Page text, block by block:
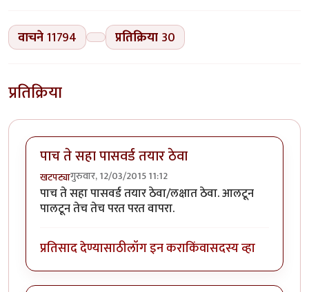
वाचने11794 प्रतिक्रिया 30
प्रतिक्रिया
पाच ते सहा पासवर्ड तयार ठेवा
खटपट्यागुरुवार, 12/03/2015 11:12
पाच ते सहा पासवर्ड तयार ठेवा/लक्षात ठेवा. आलटून
पालटून तेच तेच परत परत वापरा.
प्रतिसाद देण्यासाठीलॉग इन कराकिंवासदस्य व्हा